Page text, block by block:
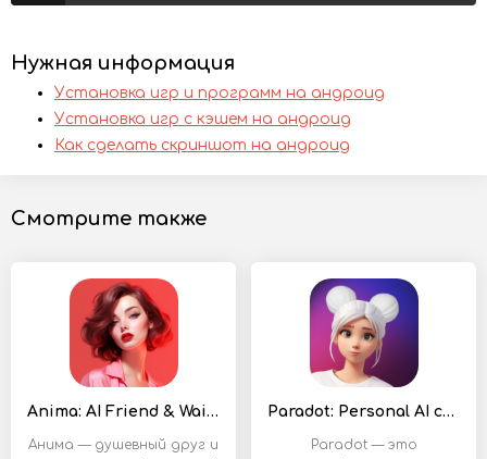
Нужная информация
Установка игр и программ на андроид
Установка игр с кэшем на андроид
Как сделать скриншот на андроид
Смотрите также
Anima: AI Friend & Waifu Chat
Анима — душевный друг и
Paradot: Personal AI chat
Paradot — это